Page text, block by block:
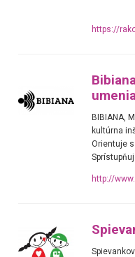
https://
BIBIANA,
kultúrna
Orientuje
http://